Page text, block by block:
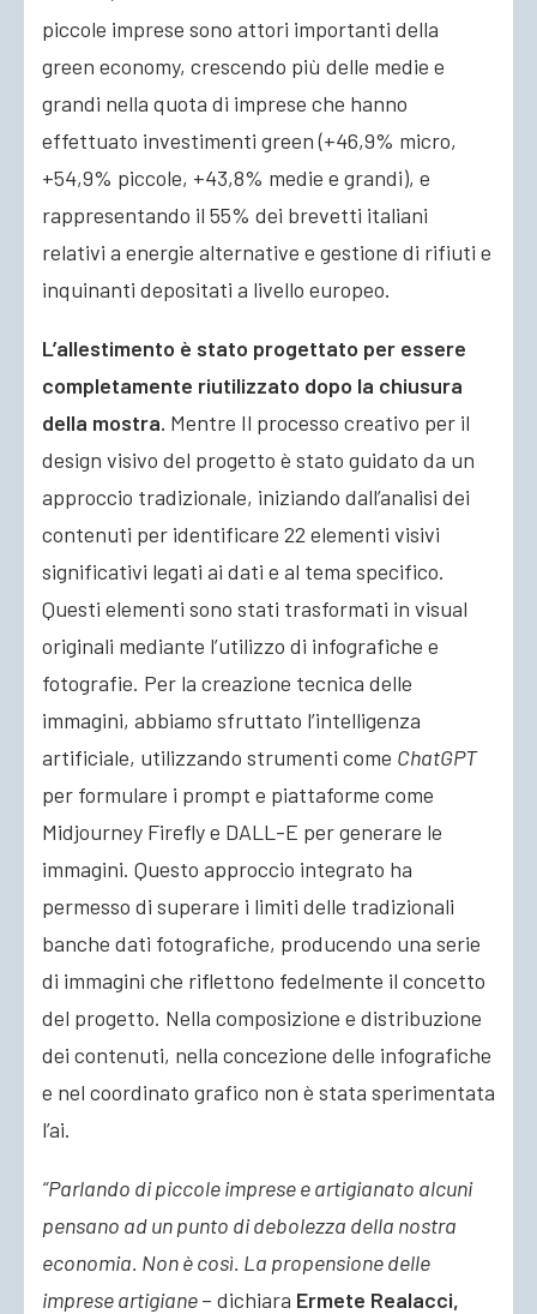
piccole imprese sono attori importanti della
green economy, crescendo più delle medie e
grandi nella quota di imprese che hanno
effettuato investimenti green (+46,9% micro,
+54,9% piccole, +43,8% medie e grandi), e
rappresentando il 55% dei brevetti italiani
relativi a energie alternative e gestione di rifiuti e
inquinanti depositati a livello europeo.
L’allestimento è stato progettato per essere
completamente riutilizzato dopo la chiusura
della mostra. Mentre Il processo creativo per il
design visivo del progetto è stato guidato da un
approccio tradizionale, iniziando dall’analisi dei
contenuti per identificare 22 elementi visivi
significativi legati ai dati e al tema specifico.
Questi elementi sono stati trasformati in visual
originali mediante l’utilizzo di infografiche e
fotografie. Per la creazione tecnica delle
immagini, abbiamo sfruttato l’intelligenza
artificiale, utilizzando strumenti come ChatGPT
per formulare i prompt e piattaforme come
Midjourney Firefly e DALL-E per generare le
immagini. Questo approccio integrato ha
permesso di superare i limiti delle tradizionali
banche dati fotografiche, producendo una serie
di immagini che riflettono fedelmente il concetto
del progetto. Nella composizione e distribuzione
dei contenuti, nella concezione delle infografiche
e nel coordinato grafico non è stata sperimentata
l’ai.
“Parlando di piccole imprese e artigianato alcuni
pensano ad un punto di debolezza della nostra
economia. Non è così. La propensione delle
imprese artigiane– dichiara Ermete Realacci,